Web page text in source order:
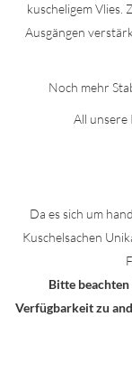
kuscheligem Vlies.
Ausgängen
Noch mehr
All unsere
Da es sich um
Kuschelsachen
Bitte beachten
Verfügbarkeit zu